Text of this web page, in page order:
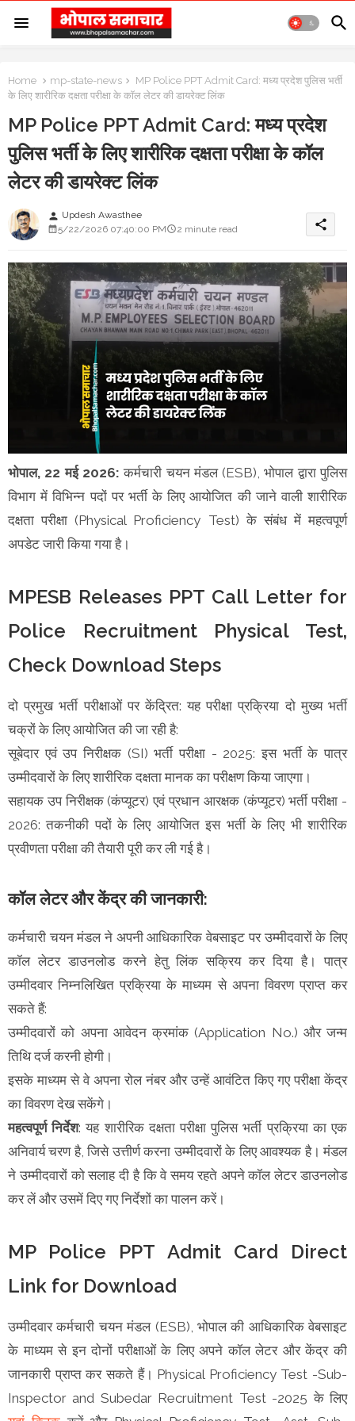
Home mp-state-news
MP Police PPT Admit Card: मध्य प्रदेश पुलिस भर्ती
के लिए शारीरिक दक्षता परीक्षा के कॉल लेटर की डायरेक्ट लिंक
MP Police PPT Admit Card: मध्य प्रदेश
पुलिस भर्ती के लिए शारीरिक दक्षता परीक्षा के कॉल
लेटर की डायरेक्ट लिंक
person Updesh Awasthee
5/22/2026 07:40:00 PM
2 minute read share
भोपाल, 22 मई 2026:कर्मचारी चयन मंडल (ESB), भोपाल द्वारा पुलिस
विभाग में विभिन्न पदों पर भर्ती के लिए आयोजित की जाने वाली शारीरिक
दक्षता परीक्षा (Physical Proficiency Test) के संबंध में महत्वपूर्ण
अपडेट जारी किया गया है।
MPESB Releases PPT Call Letter for
Police Recruitment Physical Test,
Check Download Steps
दो प्रमुख भर्ती परीक्षाओं पर केंद्रित: यह परीक्षा प्रक्रिया दो मुख्य भर्ती
चक्रों के लिए आयोजित की जा रही है:
सूबेदार एवं उप निरीक्षक (SI) भर्ती परीक्षा - 2025: इस भर्ती के पात्र
उम्मीदवारों के लिए शारीरिक दक्षता मानक का परीक्षण किया जाएगा।
सहायक उप निरीक्षक (कंप्यूटर) एवं प्रधान आरक्षक (कंप्यूटर) भर्ती परीक्षा -
2026: तकनीकी पदों के लिए आयोजित इस भर्ती के लिए भी शारीरिक
प्रवीणता परीक्षा की तैयारी पूरी कर ली गई है।
कॉल लेटर और केंद्र की जानकारी:
कर्मचारी चयन मंडल ने अपनी आधिकारिक वेबसाइट पर उम्मीदवारों के लिए
कॉल लेटर डाउनलोड करने हेतु लिंक सक्रिय कर दिया है। पात्र
उम्मीदवार निम्नलिखित प्रक्रिया के माध्यम से अपना विवरण प्राप्त कर
सकते हैं:
उम्मीदवारों को अपना आवेदन क्रमांक (Application No.) और जन्म
तिथि दर्ज करनी होगी।
इसके माध्यम से वे अपना रोल नंबर और उन्हें आवंटित किए गए परीक्षा केंद्र
का विवरण देख सकेंगे।
महत्वपूर्ण निर्देश: यह शारीरिक दक्षता परीक्षा पुलिस भर्ती प्रक्रिया का एक
अनिवार्य चरण है, जिसे उत्तीर्ण करना उम्मीदवारों के लिए आवश्यक है। मंडल
ने उम्मीदवारों को सलाह दी है कि वे समय रहते अपने कॉल लेटर डाउनलोड
कर लें और उसमें दिए गए निर्देशों का पालन करें।
MP Police PPT Admit Card Direct
Link for Download
उम्मीदवार कर्मचारी चयन मंडल (ESB), भोपाल की आधिकारिक वेबसाइट
के माध्यम से इन दोनों परीक्षाओं के लिए अपने कॉल लेटर और केंद्र की
जानकारी प्राप्त कर सकते हैं। Physical Proficiency Test -Sub-
Inspector and Subedar Recruitment Test -2025 के लिए